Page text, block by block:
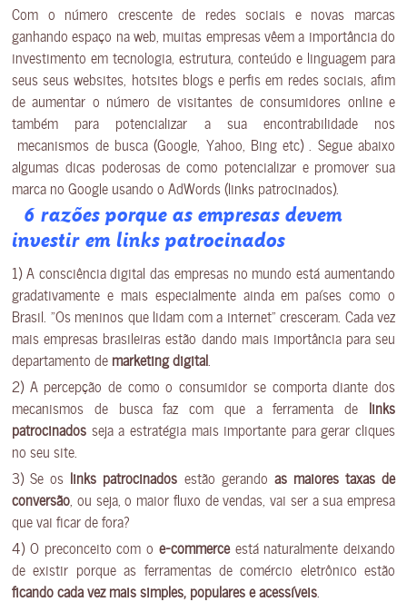
Com o número crescente de redes sociais e novas marcas
ganhando espaço na web, muitas empresas vêem a importância do
investimento em tecnologia, estrutura, conteúdo e linguagem para
seus seus websites, hotsites blogs e perfis em redes sociais, afim
de aumentar o número de visitantes de consumidores online e
também para potencializar a sua encontrabilidade nos
mecanismos de busca (Google, Yahoo, Bing etc) . Segue abaixo
algumas dicas poderosas de como potencializar e promover sua
marca no Google usando o AdWords (links patrocinados).
6 razões porque as empresas devem
investir em links patrocinados
1) A consciência digital das empresas no mundo está aumentando
gradativamente e mais especialmente ainda em países como o
Brasil. “Os meninos que lidam com a internet” cresceram. Cada vez
mais empresas brasileiras estão dando mais importância para seu
departamento de marketing digital
2) A percepção de como o consumidor se comporta diante dos
mecanismos de busca faz com que a ferramenta de links
patrocinados seja a estratégia mais importante para gerar cliques
no seu site.
3) Se os links patrocinados estão gerando as maiores taxas de
conversão , ou seja, o maior fluxo de vendas, vai ser a sua empresa
que vai ficar de fora?
4) O preconceito com o e-commerceestá naturalmente deixando
de existir porque as ferramentas de comércio eletrônico estão
ficando cada vez mais simples, populares e acessíveis